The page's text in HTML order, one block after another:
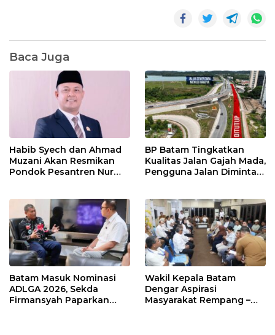
Baca Juga
Habib Syech dan Ahmad
Muzani Akan Resmikan
Pondok Pesantren Nur
BP Batam Tingkatkan
Kualitas Jalan Gajah Mada,
Pengguna Jalan Diminta
Batam Masuk Nominasi
ADLGA 2026, Sekda
Firmansyah Paparkan
Wakil Kepala Batam
Dengar Aspirasi
Masyarakat Rempang –